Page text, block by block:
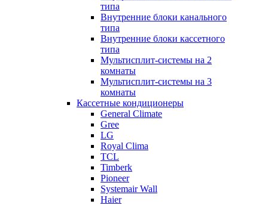
типа
Внутренние блоки канального
типа
Внутренние блоки кассетного
типа
Мультисплит-системы на 2
комнаты
Мультисплит-системы на 3
комнаты
Кассетные кондиционеры
General Climate
Gree
LG
Royal Clima
TCL
Timberk
Pioneer
Systemair Wall
Haier